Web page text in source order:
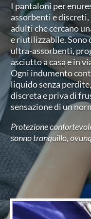
I pantaloni per
assorbenti e
adulti che cercano
e riutilizzabile. Sono
ultra-assorbenti,
asciutto a casa e in
Ogni indumento
liquido senza
discreta e priva di
sensazione di un
Protezione
sonno tranquillo,